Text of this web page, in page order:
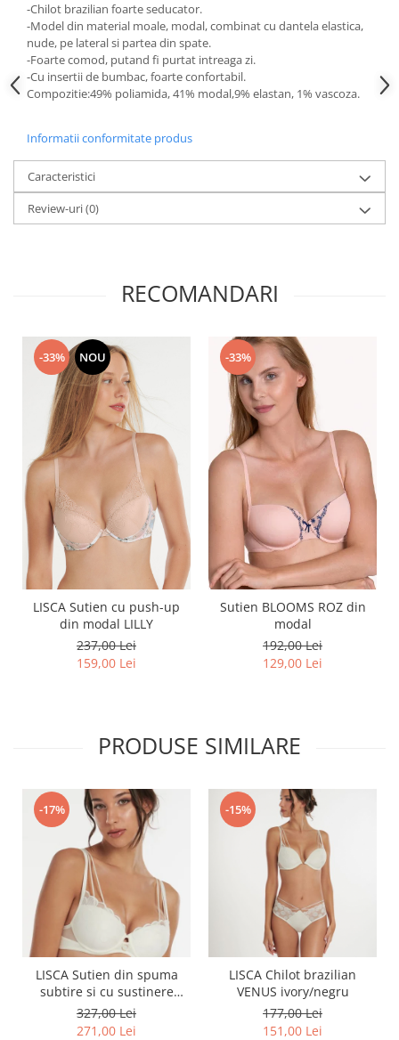
-Chilot brazilian foarte seducator.
-Model din material moale, modal, combinat cu dantela elastica,
nude, pe lateral si partea din spate.
-Foarte comod, putand fi purtat intreaga zi.
-Cu insertii de bumbac, foarte confortabil.
Compozitie:49% poliamida, 41% modal,9% elastan, 1% vascoza.
Informatii conformitate produs
Caracteristici
Review-uri(0)
RECOMANDARI
-33% NOU
LISCA Sutien cu push-up
din modal LILLY
237,00 Lei
159,00 Lei
-33%
Sutien BLOOMS ROZ din
modal
192,00 Lei
129,00 Lei
PRODUSE SIMILARE
-17%
LISCA Sutien din spuma
subtire si cu sustinere
VENUS
327,00 Lei
271,00 Lei
-15%
LISCA Chilot brazilian
VENUS ivory/negru
177,00 Lei
151,00 Lei